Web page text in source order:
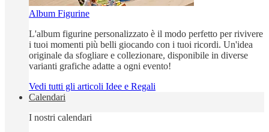
Album Figurine
L'album figurine personalizzato è il modo perfetto per rivivere
i tuoi momenti più belli giocando con i tuoi ricordi. Un'idea
originale da sfogliare e collezionare, disponibile in diverse
varianti grafiche adatte a ogni evento!
Vedi tutti gli articoli Idee e Regali
Calendari
I nostri calendari